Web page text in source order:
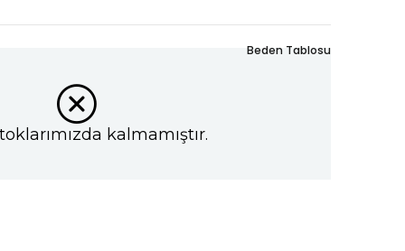
kalmamıştır.
Beden Tablosu